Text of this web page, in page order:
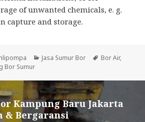
of unwanted chemicals, e. g.
capture and storage.
Categories
Jasa Sumur Bor Tags
Bor Air,
Bor Sumur
Kampung Baru Jakarta
& Bergaransi